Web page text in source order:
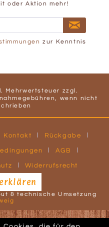
oder Aktion mehr!
zur Kenntnis
Mehrwertsteuer zzgl.
wenn nicht
Kontakt Rückgabe
AGB
Widerrufsrecht
& technische Umsetzung